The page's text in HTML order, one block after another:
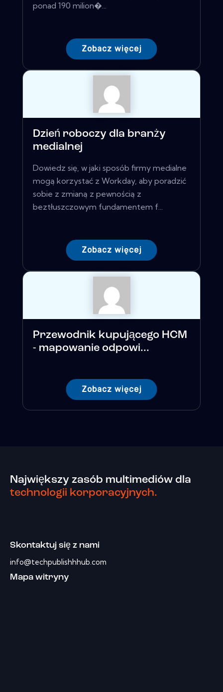
ponad 190 milion�...
Zobacz więcej
Dzień roboczy dla branży
medialnej
Dowiedz się, w jaki sposób firmy medialne
mogą korzystać z Workday, aby poradzić
sobie z zmianą z pewnością z
beztłuszczowym fundamentem f...
Zobacz więcej
Przewodnik kupującego HCM
- mapowanie odpowi...
Zobacz więcej
Największy zasób multimediów dla
technologii korporacyjnych.
Skontaktuj się z nami
info@techpublishhhub.com
Mapa witryny